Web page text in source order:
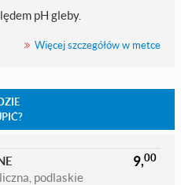
pH gleby.
Więcej szczegółów w metce
podlaskie
9,00